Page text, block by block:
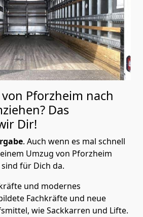
Pforzheim nach
Das
Dir!
. Auch wenn es mal schnell
Umzug von Pforzheim
für Dich da.
und modernes
Fachkräfte und neue
wie Sackkarren und Lifte.